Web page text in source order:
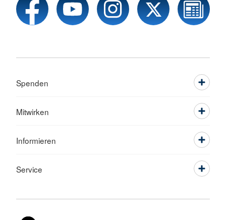
Spenden
Mitwirken
Informieren
Service
Sprache wechseln zu